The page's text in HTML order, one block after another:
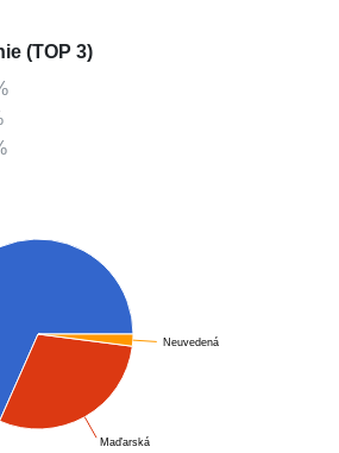
(TOP 3)
Maďarská
Neuvedená